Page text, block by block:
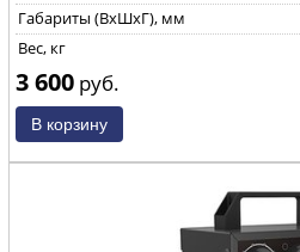
Габариты (ВхШхГ), мм
Вес, кг
3 600 руб.